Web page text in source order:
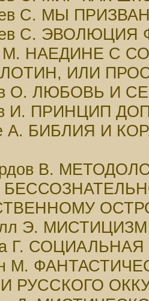
С. МЫ
С.
М. НАЕДИНЕ С
ИЛИ
О. ЛЮБОВЬ И
И. ПРИНЦИП
А. БИБЛИЯ И
В.
Э. МИСТИЦИЗМ
Г.
М.
РУССКОГО